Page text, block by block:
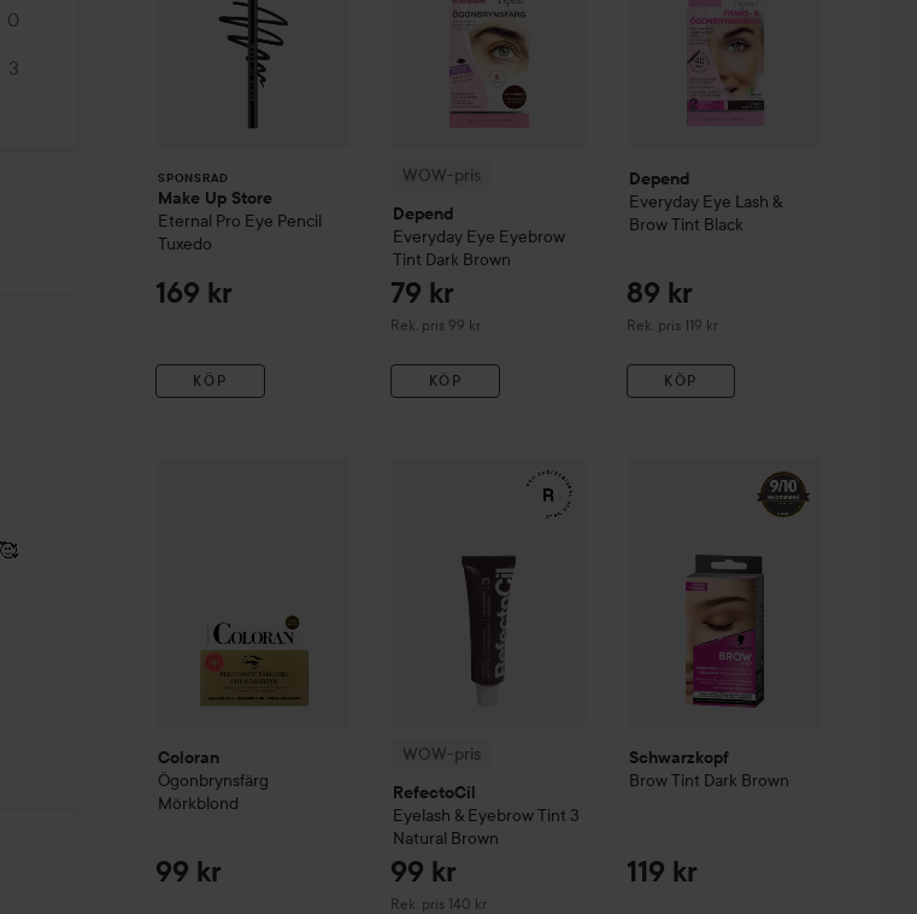
0
3
SPONSRAD
Make Up Store
Eternal Pro Eye Pencil
Tuxedo
169 kr
KÖP
WOW-pris
Depend
Everyday Eye Eyebrow
Tint Dark Brown
79 kr
Rek. pris 99 kr
Rekommenderat pris 99 kr
KÖP
Depend
Everyday Eye Lash &
Brow Tint Black
89 kr
Rek. pris 119 kr
Rekommenderat pris 119 kr
KÖP
Coloran
Ögonbrynsfärg
Mörkblond
99 kr
WOW-pris
RefectoCil
Eyelash & Eyebrow Tint 3
Natural Brown
99 kr
Rek. pris 140 kr
Rekommenderat pris 140 kr
RefectoCilEyelash & Eyebrow Tint3 Natural Brown
Schwarzkopf
Brow Tint Dark Brown
119 kr
Brow Tint